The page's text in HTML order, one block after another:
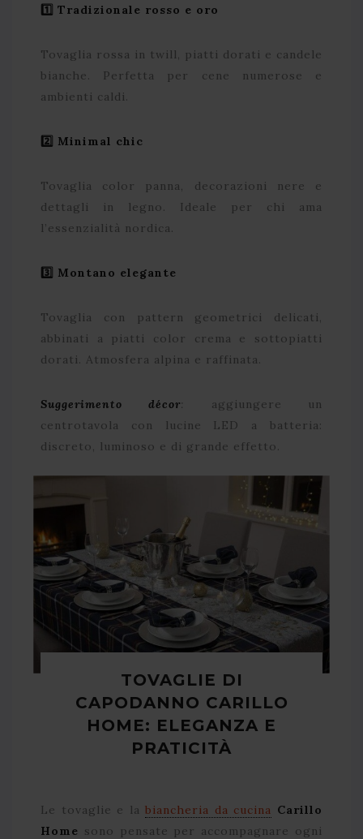
1️ ⃣ Tradizionale rosso e oro
Tovaglia rossa in twill, piatti dorati e candele
bianche. Perfetta per cene numerose e
ambienti caldi.
2️ ⃣ Minimal chic
Tovaglia color panna, decorazioni nere e
dettagli in legno. Ideale per chi ama
l’essenzialità nordica.
3️ ⃣ Montano elegante
Tovaglia con pattern geometrici delicati,
abbinati a piatti color crema e sottopiatti
dorati. Atmosfera alpina e raffinata.
Suggerimento décor:
aggiungere un
centrotavola con lucine LED a batteria:
discreto, luminoso e di grande effetto.
TOVAGLIE DI
CAPODANNO CARILLO
HOME: ELEGANZA E
PRATICITÀ
Le tovaglie e labiancheria da cucina Carillo
Home sono pensate per accompagnare ogni